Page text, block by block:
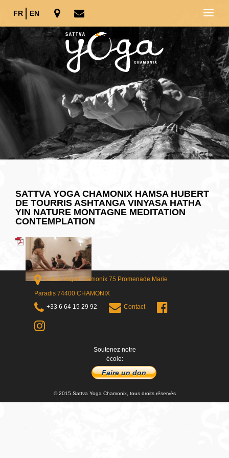
FR EN
SATTVA YOGA CHAMONIX HAMSA HUBERT
DE TOURRIS ASHTANGA VINYASA HATHA
YIN NATURE MONTAGNE MEDITATION
CONTEMPLATION
Sattva Yoga Chamonix 75 Promenade Marie
Paradis 74400 CHAMONIX
+33 6 64 15 29 92
Contact
Soutenez notre
école:
Faire un don
© 2015 Sattva Yoga Chamonix, tous droits réservés